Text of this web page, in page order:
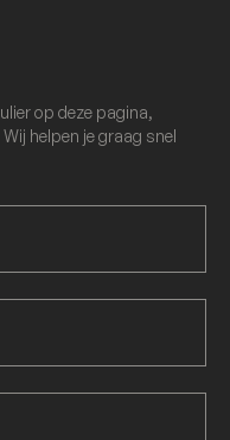
op deze pagina,
helpen je graag snel